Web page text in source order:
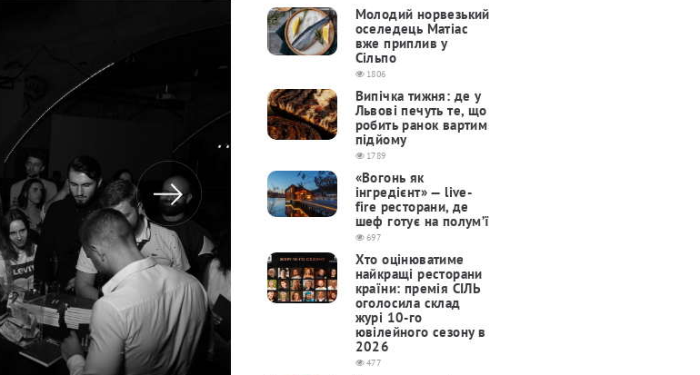
Молодий норвезький
оселедець Матіас
вже приплив у
Сільпо
1806
Випічка тижня: де у
Львові печуть те, що
робить ранок вартим
підйому
1789
«Вогонь як
інгредієнт» — live-
fire ресторани, де
шеф готує на полум’ї
697
Хто оцінюватиме
найкращі ресторани
країни: премія СІЛЬ
оголосила склад
журі 10-го
ювілейного сезону в
2026
477